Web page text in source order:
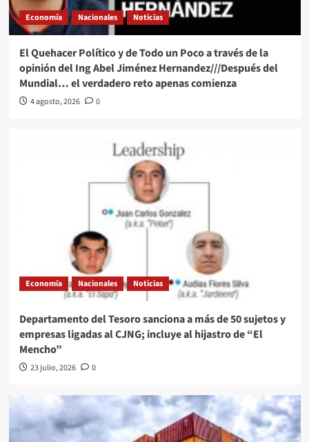
Economía Nacionales Noticias
El Quehacer Político y de Todo un Poco a través de la
opinión del Ing Abel Jiménez Hernandez///Después del
Mundial… el verdadero reto apenas comienza
4 agosto, 2026 0
Economía Nacionales Noticias
Departamento del Tesoro sanciona a más de 50 sujetos y
empresas ligadas al CJNG; incluye al hijastro de “El
Mencho”
23 julio, 2026 0